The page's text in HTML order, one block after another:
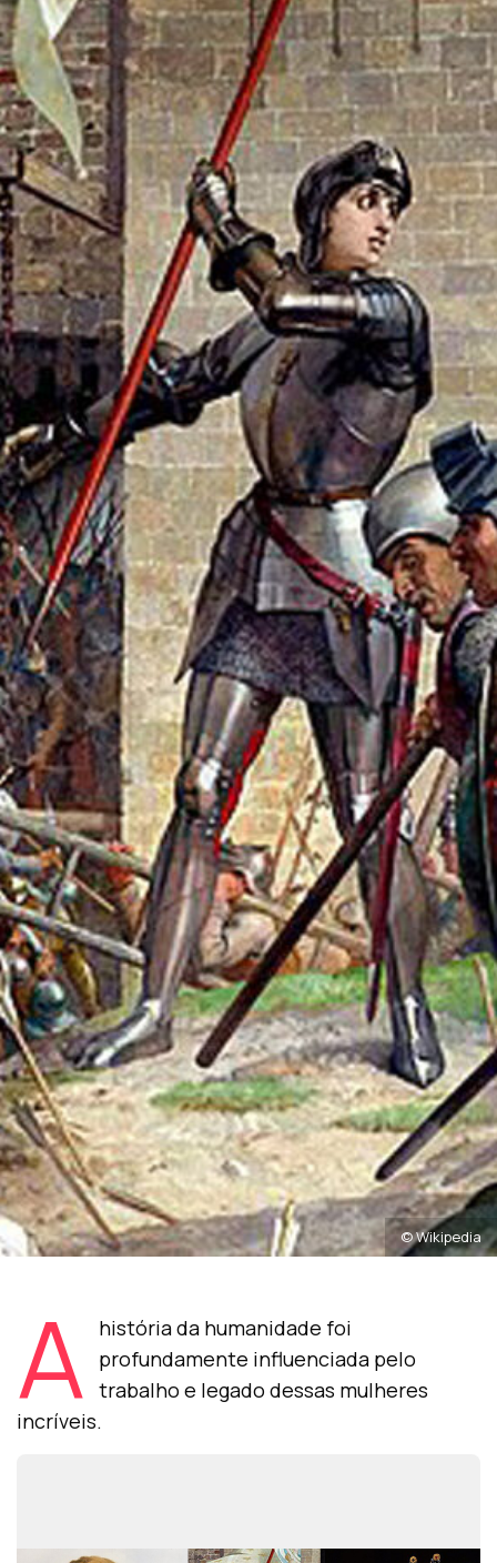
© Wikipedia
A
história da humanidade foi
profundamente influenciada pelo
trabalho e legado dessas mulheres
incríveis.